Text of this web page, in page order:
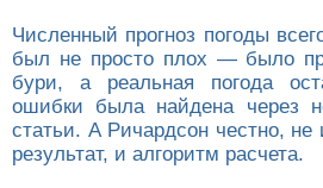
Численный прогноз погоды
был не просто плох — было
бури, а реальная погода
ошибки была найдена через
статьи. А Ричардсон честно,
результат, и алгоритм расчета.